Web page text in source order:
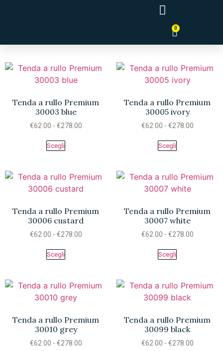
0
Tenda a rullo Premium
30003 blue
€62.00 - €278.00
Scegli
Tenda a rullo Premium
30005 ivory
€62.00 - €278.00
Scegli
Tenda a rullo Premium
30006 custard
€62.00 - €278.00
Scegli
Tenda a rullo Premium
30007 white
€62.00 - €278.00
Scegli
Tenda a rullo Premium
30010 grey
€62.00 - €278.00
Tenda a rullo Premium
30099 black
€62.00 - €278.00